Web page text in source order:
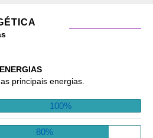
ENERGIAS
principais energias.
100%
80%